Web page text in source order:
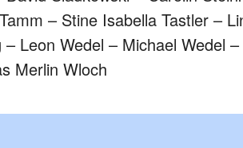
– Stine Isabella Tastler –
Leon Wedel – Michael Wedel
Merlin Wloch